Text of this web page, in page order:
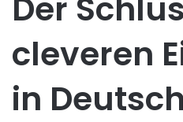
cleveren
in